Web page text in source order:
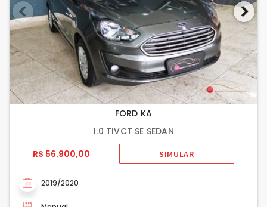
FORD KA
1.0 TIVCT SE SEDAN
R$ 56.900,00
SIMULAR
2019/2020